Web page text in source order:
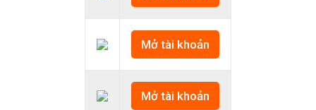
Mở tài khoản
Mở tài khoản